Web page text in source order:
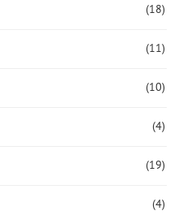
(18)
(11)
(10)
(4)
(19)
(4)